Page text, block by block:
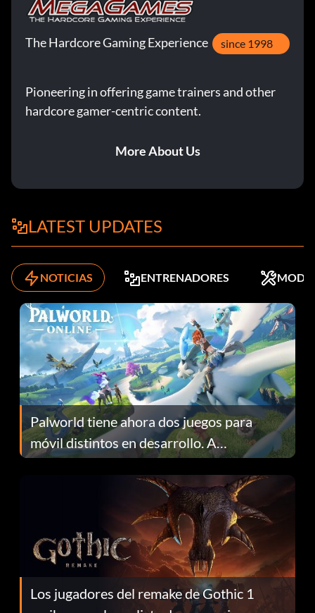
The Hardcore Gaming Experience since 1998
Pioneering in offering game trainers and other
hardcore gamer-centric content.
More About Us
LATEST UPDATES
NOTICIAS ENTRENADORES MODS
Palworld tiene ahora dos juegos para
móvil distintos en desarrollo. A
continuación te explicamos por qué.
Los jugadores del remake de Gothic 1